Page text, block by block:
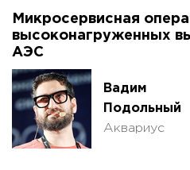
Микросервисная
высоконагруженных
АЭС
Вадим
Подольный
Аквариус